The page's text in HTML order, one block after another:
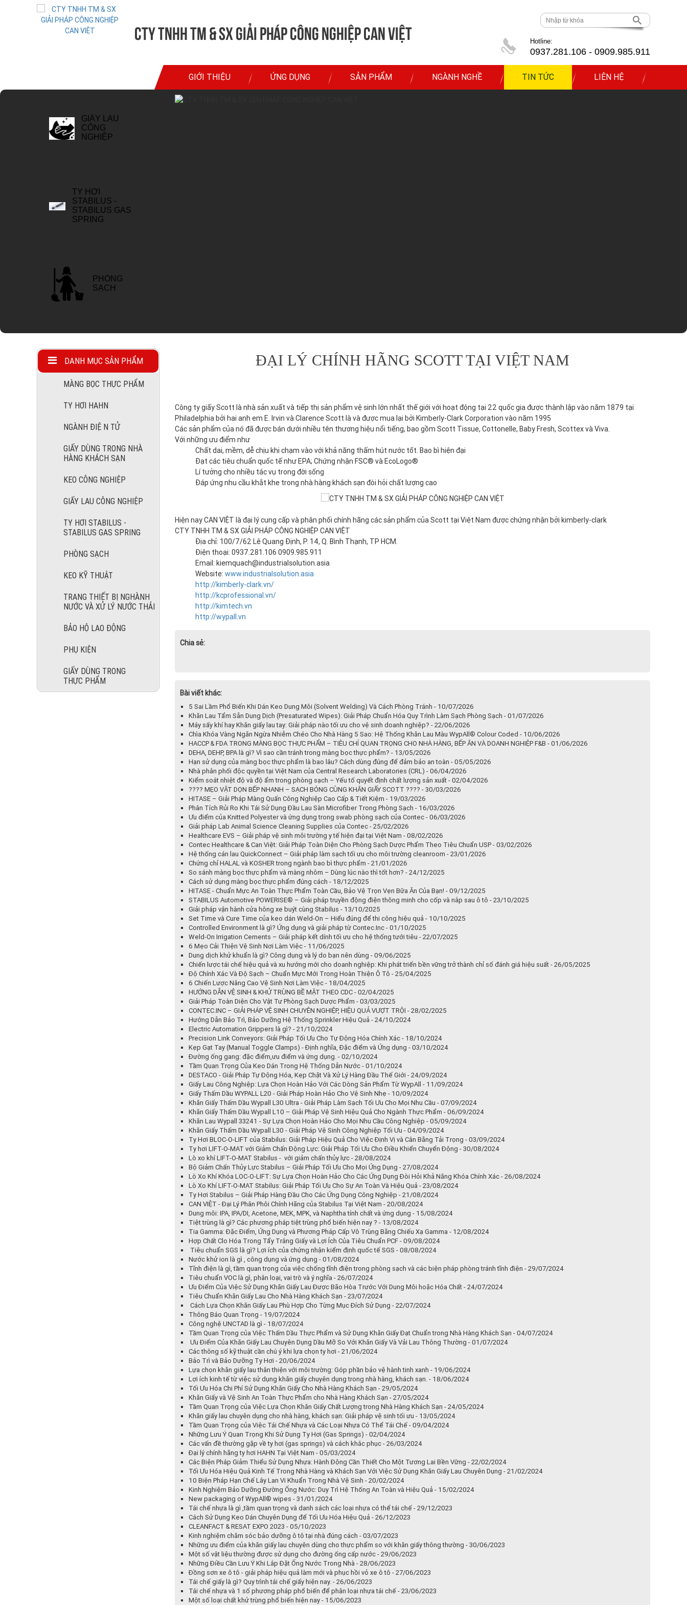
CTy TNHH TM & SX Giải Pháp Công Nghiệp Can Việt Hotline:
0937.281.106 - 0909.985.911
GIỚI THIỆU ỨNG DỤNG SẢN PHẨM NGÀNH NGHỀ TIN TỨC LIÊN HỆ
TY HƠI
STABILUS -
STABILUS GAS
SPRING
PHÒNG
SẠCH
KEO KỸ
THUẬT
TRANG THIẾT BỊ
NGHÀNH NƯỚC
VÀ XỬ LÝ NƯỚC
THẢI
GIẤY DÙNG
PHẨM
THỰC PHẨM
KEO CÔNG
NGHIỆP
CÔNG
NGHIỆP
DANH MỤC SẢN PHẨM
MÀNG BỌC THỰC PHẨM
TY HƠI HAHN
NGÀNH ĐIỆN TỬ
GIẤY DÙNG TRONG NHÀ
HÀNG KHÁCH SẠN
KEO CÔNG NGHIỆP
GIẤY LAU CÔNG NGHIỆP
TY HƠI STABILUS -
STABILUS GAS SPRING
PHÒNG SẠCH
KEO KỸ THUẬT
TRANG THIẾT BỊ NGHÀNH
NƯỚC VÀ XỬ LÝ NƯỚC THẢI
BẢO HỘ LAO ĐỘNG
PHỤ KIỆN
GIẤY DÙNG TRONG
THỰC PHẨM
ĐẠI LÝ CHÍNH HÃNG SCOTT TẠI VIỆT NAM
Công ty giấy Scott là nhà sản xuất và tiếp thị sản phẩm vệ sinh lớn nhất thế giới với hoạt động tại 22 quốc gia được thành lập vào năm 1879 tại
Philadelphia bởi hai anh em E. Irvin và Clarence Scott là và được mua lại bởi Kimberly-Clark Corporation vào năm 1995
Các sản phẩm của nó đã được bán dưới nhiều tên thương hiệu nổi tiếng, bao gồm Scott Tissue, Cottonelle, Baby Fresh, Scottex và Viva.
Với những ưu điểm như
Chất dai, mềm, dễ chịu khi chạm vào với khả năng thấm hút nước tốt. Bao bì hiện đại
Đạt các tiêu chuẩn quốc tế như EPA; Chứng nhận FSC® và EcoLogo®
Lí tưởng cho nhiều tác vụ trong đời sống
Đáp ứng nhu cầu khắt khe trong nhà hàng khách sạn đòi hỏi chất lượng cao
Hiện nay CAN VIỆT là đại lý cung cấp và phân phối chính hãng các sản phẩm của Scott tại Việt Nam được chứng nhận bởi kimberly-clark
CTY TNHH TM & SX GIẢI PHÁP CÔNG NGHIỆP CAN VIỆT
Địa chỉ: 100/7/62 Lê Quang Định, P. 14, Q. Bình Thạnh, TP HCM.
Điện thoại: 0937.281.106 0909.985.911
Email: kiemquach@industrialsolution.asia
Website: www.industrialsolution.asia
http://kimberly-clark.vn/
http://kcprofessional.vn/
http://kimtech.vn
http://wypall.vn
Chia sẻ:
Bài viết khác:
5 Sai Lầm Phổ Biến Khi Dán Keo Dung Môi (Solvent Welding) Và Cách Phòng Tránh - 10/07/2026
Khăn Lau Tẩm Sẵn Dung Dịch (Presaturated Wipes): Giải Pháp Chuẩn Hóa Quy Trình Làm Sạch Phòng Sạch - 01/07/2026
Máy sấy khí hay Khăn giấy lau tay: Giải pháp nào tối ưu cho vệ sinh doanh nghiệp? - 22/06/2026
Chìa Khóa Vàng Ngăn Ngừa Nhiễm Chéo Cho Nhà Hàng 5 Sao: Hệ Thống Khăn Lau Màu WypAll® Colour Coded - 10/06/2026
HACCP & FDA TRONG MÀNG BỌC THỰC PHẨM – TIÊU CHÍ QUAN TRỌNG CHO NHÀ HÀNG, BẾP ĂN VÀ DOANH NGHIỆP F&B - 01/06/2026
DEHA, DEHP, BPA là gì? Vì sao cần tránh trong màng bọc thực phẩm? - 13/05/2026
Hạn sử dụng của màng bọc thực phẩm là bao lâu? Cách dùng đúng để đảm bảo an toàn - 05/05/2026
Nhà phân phối độc quyền tại Việt Nam của Central Research Laboratories (CRL) - 06/04/2026
Kiểm soát nhiệt độ và độ ẩm trong phòng sạch – Yếu tố quyết định chất lượng sản xuất - 02/04/2026
???? MẸO VẶT DỌN BẾP NHANH – SẠCH BÓNG CÙNG KHĂN GIẤY SCOTT ???? - 30/03/2026
HITASE – Giải Pháp Màng Quấn Công Nghiệp Cao Cấp & Tiết Kiệm - 19/03/2026
Phân Tích Rủi Ro Khi Tái Sử Dụng Đầu Lau Sàn Microfiber Trong Phòng Sạch - 16/03/2026
Ưu điểm của Knitted Polyester và ứng dụng trong swab phòng sạch của Contec - 06/03/2026
Giải pháp Lab Animal Science Cleaning Supplies của Contec - 25/02/2026
Healthcare EVS – Giải pháp vệ sinh môi trường y tế hiện đại tại Việt Nam - 08/02/2026
Contec Healthcare & Can Việt: Giải Pháp Toàn Diện Cho Phòng Sạch Dược Phẩm Theo Tiêu Chuẩn USP - 03/02/2026
Hệ thống cán lau QuickConnect – Giải pháp làm sạch tối ưu cho môi trường cleanroom - 23/01/2026
Chứng chỉ HALAL và KOSHER trong ngành bao bì thực phẩm - 21/01/2026
So sánh màng bọc thực phẩm và màng nhôm – Dùng lúc nào thì tốt hơn? - 24/12/2025
Cách sử dụng màng bọc thực phẩm đúng cách - 18/12/2025
HITASE - Chuẩn Mực An Toàn Thực Phẩm Toàn Cầu, Bảo Vệ Trọn Vẹn Bữa Ăn Của Bạn! - 09/12/2025
STABILUS Automotive POWERISE® – Giải pháp truyền động điện thông minh cho cốp và nắp sau ô tô - 23/10/2025
Giải pháp vận hành cửa hông xe buýt cùng Stabilus - 13/10/2025
Set Time và Cure Time của keo dán Weld-On – Hiểu đúng để thi công hiệu quả - 10/10/2025
Controlled Environment là gì? Ứng dụng và giải pháp từ Contec.Inc - 01/10/2025
Weld-On Irrigation Cements – Giải pháp kết dính tối ưu cho hệ thống tưới tiêu - 22/07/2025
6 Mẹo Cải Thiện Vệ Sinh Nơi Làm Việc - 11/06/2025
Dung dịch khử khuẩn là gì? Công dụng và lý do bạn nên dùng - 09/06/2025
Chiến lược tái chế hiệu quả và xu hướng mới cho doanh nghiệp: Khi phát triển bền vững trở thành chỉ số đánh giá hiệu suất - 26/05/2025
Độ Chính Xác Và Độ Sạch – Chuẩn Mực Mới Trong Hoàn Thiện Ô Tô - 25/04/2025
6 Chiến Lược Nâng Cao Vệ Sinh Nơi Làm Việc - 18/04/2025
HƯỚNG DẪN VỆ SINH & KHỬ TRÙNG BỀ MẶT THEO CDC - 02/04/2025
Giải Pháp Toàn Diện Cho Vật Tư Phòng Sạch Dược Phẩm - 03/03/2025
CONTEC.INC – GIẢI PHÁP VỆ SINH CHUYÊN NGHIỆP, HIỆU QUẢ VƯỢT TRỘI - 28/02/2025
Hướng Dẫn Bảo Trì, Bảo Dưỡng Hệ Thống Sprinkler Hiệu Quả - 24/10/2024
Electric Automation Grippers là gì? - 21/10/2024
Precision Link Conveyors: Giải Pháp Tối Ưu Cho Tự Động Hóa Chính Xác - 18/10/2024
Kẹp Gạt Tay (Manual Toggle Clamps) - Định nghĩa, Đặc điểm và Ứng dụng - 03/10/2024
Đường ống gang: đặc điểm,ưu điểm và ứng dụng. - 02/10/2024
Tầm Quan Trọng Của Keo Dán Trong Hệ Thống Dẫn Nước - 01/10/2024
DESTACO - Giải Pháp Tự Động Hóa, Kẹp Chặt Và Xử Lý Hàng Đầu Thế Giới - 24/09/2024
Giấy Lau Công Nghiệp: Lựa Chọn Hoàn Hảo Với Các Dòng Sản Phẩm Từ WypAll - 11/09/2024
Giấy Thấm Dầu WYPALL L20 - Giải Pháp Hoàn Hảo Cho Vệ Sinh Nhẹ - 10/09/2024
Khăn Giấy Thấm Dầu Wypall L30 Ultra - Giải Pháp Làm Sạch Tối Ưu Cho Mọi Nhu Cầu - 07/09/2024
Khăn Giấy Thấm Dầu Wypall L10 – Giải Pháp Vệ Sinh Hiệu Quả Cho Ngành Thực Phẩm - 06/09/2024
Khăn Lau Wypall 33241 - Sự Lựa Chọn Hoàn Hảo Cho Mọi Nhu Cầu Công Nghiệp - 05/09/2024
Khăn Giấy Thấm Dầu Wypall L30 - Giải Pháp Vệ Sinh Công Nghiệp Tối Ưu - 04/09/2024
Ty Hơi BLOC-O-LIFT của Stabilus: Giải Pháp Hiệu Quả Cho Việc Định Vị và Cân Bằng Tải Trọng - 03/09/2024
Ty hơi LIFT-O-MAT với Giảm Chấn Động Lực: Giải Pháp Tối Ưu Cho Điều Khiển Chuyển Động - 30/08/2024
Lò xo khí LIFT-O-MAT Stabilus - với giảm chấn thủy lực - 28/08/2024
Bộ Giảm Chấn Thủy Lực Stabilus – Giải Pháp Tối Ưu Cho Mọi Ứng Dụng - 27/08/2024
Lò Xo Khí Khóa LOC-O-LIFT: Sự Lựa Chọn Hoàn Hảo Cho Các Ứng Dụng Đòi Hỏi Khả Năng Khóa Chính Xác - 26/08/2024
Lò Xo Khí LIFT-O-MAT Stabilus: Giải Pháp Tối Ưu Cho Sự An Toàn Và Hiệu Quả - 23/08/2024
Ty Hơi Stabilus – Giải Pháp Hàng Đầu Cho Các Ứng Dụng Công Nghiệp - 21/08/2024
CAN VIỆT - Đại Lý Phân Phôi Chính Hãng của Stabilus Tại Việt Nam - 20/08/2024
Dung môi: IPA, IPA/DI, Acetone, MEK, MPK, và Naphtha tính chất và ứng dụng - 15/08/2024
Tiệt trùng là gì? Các phương pháp tiệt trùng phổ biến hiện nay ? - 13/08/2024
Tia Gamma: Đặc Điểm, Ứng Dụng và Phương Pháp Cấp Vô Trùng Bằng Chiếu Xạ Gamma - 12/08/2024
Hợp Chất Clo Hóa Trong Tẩy Trắng Giấy và Lợi Ích Của Tiêu Chuẩn PCF - 09/08/2024
Tiêu chuẩn SGS là gì? Lợi ích của chứng nhận kiểm định quốc tế SGS - 08/08/2024
Nước khử ion là gì , công dụng và ứng dụng - 01/08/2024
Tĩnh điện là gì, tầm quan trọng của việc chống tĩnh điện trong phòng sạch và các biện pháp phòng tránh tĩnh điện - 29/07/2024
Tiêu chuẩn VOC là gì, phân loại, vai trò và ý nghĩa - 26/07/2024
Ưu Điểm Của Việc Sử Dụng Khăn Giấy Lau Được Bão Hòa Trước Với Dung Môi hoặc Hóa Chất - 24/07/2024
Tiêu Chuẩn Khăn Giấy Lau Cho Nhà Hàng Khách Sạn - 23/07/2024
Cách Lựa Chọn Khăn Giấy Lau Phù Hợp Cho Từng Mục Đích Sử Dụng - 22/07/2024
Thông Báo Quan Trọng - 19/07/2024
Công nghệ UNCTAD là gì - 18/07/2024
Tầm Quan Trọng của Việc Thấm Dầu Thực Phẩm và Sử Dụng Khăn Giấy Đạt Chuẩn trong Nhà Hàng Khách Sạn - 04/07/2024
Ưu Điểm Của Khăn Giấy Lau Chuyên Dụng Dầu Mỡ So Với Khăn Giấy Và Vải Lau Thông Thường - 01/07/2024
Các thông số kỹ thuật cần chú ý khi lựa chọn ty hơi - 21/06/2024
Bảo Trì và Bảo Dưỡng Ty Hơi - 20/06/2024
Lựa chọn khăn giấy lau thân thiện với môi trường: Góp phần bảo vệ hành tinh xanh - 19/06/2024
Lợi ích kinh tế từ việc sử dụng khăn giấy chuyên dụng trong nhà hàng, khách sạn. - 18/06/2024
Tối Ưu Hóa Chi Phí Sử Dụng Khăn Giấy Cho Nhà Hàng Khách Sạn - 29/05/2024
Khăn Giấy và Vệ Sinh An Toàn Thực Phẩm cho Nhà Hàng Khách Sạn - 27/05/2024
Tầm Quan Trọng của Việc Lựa Chọn Khăn Giấy Chất Lượng trong Nhà Hàng Khách Sạn - 24/05/2024
Khăn giấy lau chuyên dụng cho nhà hàng, khách sạn: Giải pháp vệ sinh tối ưu - 13/05/2024
Tầm Quan Trọng của Việc Tái Chế Nhựa và Các Loại Nhựa Có Thể Tái Chế - 09/04/2024
Những Lưu Ý Quan Trọng Khi Sử Dụng Ty Hơi (Gas Springs) - 02/04/2024
Các vấn đề thường gặp về ty hơi (gas springs) và cách khắc phục - 26/03/2024
Đại lý chính hãng ty hơi HAHN Tại Việt Nam - 05/03/2024
Các Biện Pháp Giảm Thiểu Sử Dụng Nhựa: Hành Động Cần Thiết Cho Một Tương Lai Bền Vững - 22/02/2024
Tối Ưu Hóa Hiệu Quả Kinh Tế Trong Nhà Hàng và Khách Sạn Với Việc Sử Dụng Khăn Giấy Lau Chuyên Dụng - 21/02/2024
10 Biện Pháp Hạn Chế Lây Lan Vi Khuẩn Trong Nhà Vệ Sinh - 20/02/2024
Kinh Nghiệm Bảo Dưỡng Đường Ống Nước: Duy Trì Hệ Thống An Toàn và Hiệu Quả - 15/02/2024
New packaging of WypAll® wipes - 31/01/2024
Tái chế nhựa là gì ,tầm quan trọng và danh sách các loại nhựa có thể tái chế - 29/12/2023
Cách Sử Dụng Keo Dán Chuyên Dụng để Tối Ưu Hóa Hiệu Quả - 26/12/2023
CLEANFACT & RESAT EXPO 2023 - 05/10/2023
Kinh nghiệm chăm sóc bảo dưỡng ô tô tại nhà đúng cách - 03/07/2023
Những ưu điểm của khăn giấy lau chuyên dùng cho thực phẩm so với khăn giấy thông thường - 30/06/2023
Một số vật liệu thường được sử dụng cho đường ống cấp nước - 29/06/2023
Những Điều Cần Lưu Ý Khi Lắp Đặt Ống Nước Trong Nhà - 28/06/2023
Đồng sơn xe ô tô - giải pháp hiệu quả làm mới và phục hồi vỏ xe ô tô - 27/06/2023
Tái chế giấy là gì? Quy trình tái chế giấy hiện nay. - 26/06/2023
Tái chế nhựa và 1 số phương pháp phổ biến để phân loại nhựa tái chế - 23/06/2023
Một số loại chất khử trùng phổ biến hiện nay - 15/06/2023